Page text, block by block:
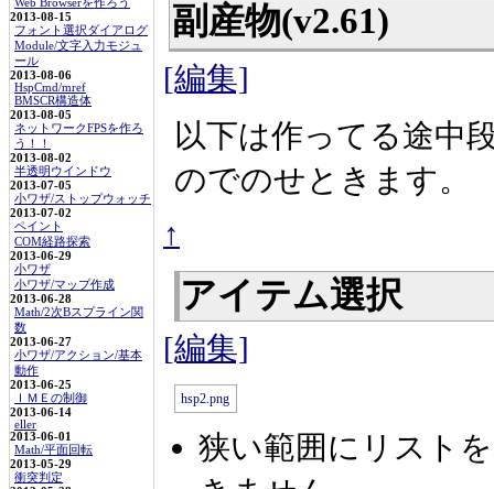
Web Browserを作ろう
2013-08-15
フォント選択ダイアログ
Module/文字入力モジュ
ール
2013-08-06
HspCmd/mref
BMSCR構造体
2013-08-05
ネットワークFPSを作ろ
う！！
2013-08-02
半透明ウインドウ
2013-07-05
小ワザ/ストップウォッチ
2013-07-02
ペイント
COM経路探索
2013-06-29
小ワザ
小ワザ/マップ作成
2013-06-28
Math/2次Bスプライン関
数
2013-06-27
小ワザ/アクション/基本
動作
2013-06-25
ＩＭＥの制御
2013-06-14
eller
2013-06-01
Math/平面回転
2013-05-29
衝突判定
副産物(v2.61)
[編集]
以下は作ってる途中
のでのせときます。
↑
アイテム選択
[編集]
狭い範囲にリスト